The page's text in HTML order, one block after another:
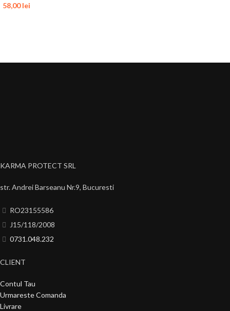
58,00lei
KARMA PROTECT SRL
str. Andrei Barseanu Nr.9, Bucuresti
RO23155586
J15/118/2008
0731.048.232
CLIENT
Contul Tau
Urmareste Comanda
Livrare